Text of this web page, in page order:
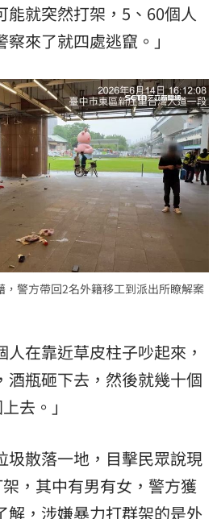
能就突然打架，5、60個人
來了就四處逃竄。」
，警方帶回2名外籍移工到派出所瞭解案
人在靠近草皮柱子吵起來，
酒瓶砸下去，然後就幾十個
去。」
圾散落一地，目擊民眾說現
，其中有男有女，警方獲
解，涉嫌暴力打群架的是外